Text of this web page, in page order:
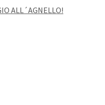
ALL´AGNELLO!